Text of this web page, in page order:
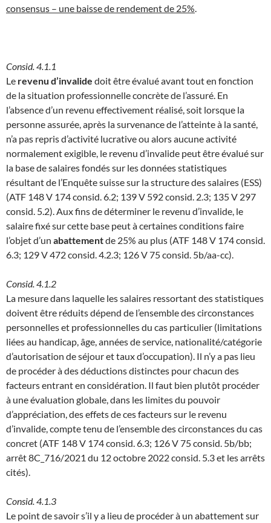
consensus – une baisse de rendement de 25%
Consid. 4.1.1
Le revenu d’invalide doit être évalué avant tout en fonction
de la situation professionnelle concrète de l’assuré. En
l’absence d’un revenu effectivement réalisé, soit lorsque la
personne assurée, après la survenance de l’atteinte à la santé,
n’a pas repris d’activité lucrative ou alors aucune activité
normalement exigible, le revenu d’invalide peut être évalué sur
la base de salaires fondés sur les données statistiques
résultant de l’Enquête suisse sur la structure des salaires (ESS)
(ATF 148 V 174 consid. 6.2; 139 V 592 consid. 2.3; 135 V 297
consid. 5.2). Aux fins de déterminer le revenu d’invalide, le
salaire fixé sur cette base peut à certaines conditions faire
l’objet d’un abattementde 25% au plus (ATF 148 V 174 consid.
6.3; 129 V 472 consid. 4.2.3; 126 V 75 consid. 5b/aa-cc).
Consid. 4.1.2
La mesure dans laquelle les salaires ressortant des statistiques
doivent être réduits dépend de l’ensemble des circonstances
personnelles et professionnelles du cas particulier (limitations
liées au handicap, âge, années de service, nationalité/catégorie
d’autorisation de séjour et taux d’occupation). Il n’y a pas lieu
de procéder à des déductions distinctes pour chacun des
facteurs entrant en considération. Il faut bien plutôt procéder
à une évaluation globale, dans les limites du pouvoir
d’appréciation, des effets de ces facteurs sur le revenu
d’invalide, compte tenu de l’ensemble des circonstances du cas
concret (ATF 148 V 174 consid. 6.3; 126 V 75 consid. 5b/bb;
arrêt 8C_716/2021 du 12 octobre 2022 consid. 5.3 et les arrêts
cités).
Consid. 4.1.3
Le point de savoir s’il y a lieu de procéder à un abattement sur